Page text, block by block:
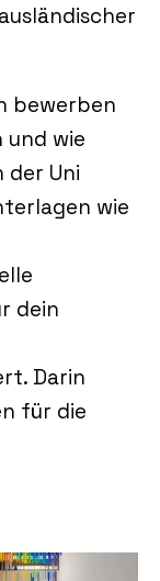
bewerben
und wie
der Uni
wie
dein
Darin
für die